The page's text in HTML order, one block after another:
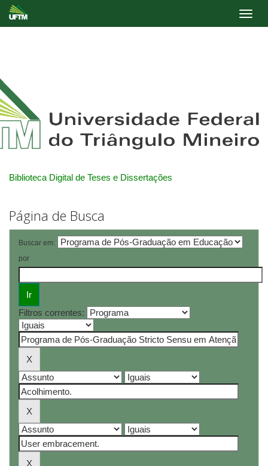
Biblioteca Digital de Teses e Dissertações
Página de Busca
Buscar em:
por
Filtros correntes: